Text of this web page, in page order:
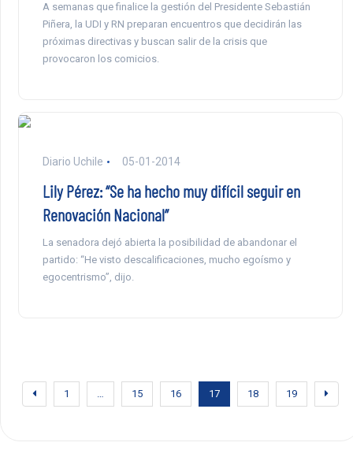
A semanas que finalice la gestión del Presidente Sebastián
Piñera, la UDI y RN preparan encuentros que decidirán las
próximas directivas y buscan salir de la crisis que
provocaron los comicios.
Diario Uchile 05-01-2014
Lily Pérez: “Se ha hecho muy difícil seguir en
Renovación Nacional”
La senadora dejó abierta la posibilidad de abandonar el
partido: “He visto descalificaciones, mucho egoísmo y
egocentrismo”, dijo.
1 … 15 16 17 18 19